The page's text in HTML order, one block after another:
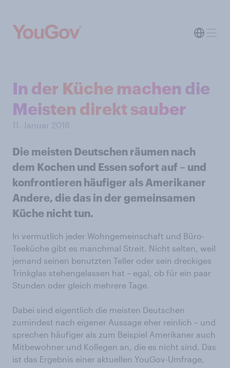
In der Küche machen die
Meisten direkt sauber
11. Januar 2016
Die meisten Deutschen räumen nach
dem Kochen und Essen sofort auf – und
konfrontieren häufiger als Amerikaner
Andere, die das in der gemeinsamen
Küche nicht tun.
In vermutlich jeder Wohngemeinschaft und Büro-
Teeküche gibt es manchmal Streit. Nicht selten, weil
jemand seinen benutzten Teller oder sein dreckiges
Trinkglas stehengelassen hat – egal, ob für ein paar
Stunden oder gleich mehrere Tage.
Dabei sind eigentlich die meisten Deutschen
zumindest nach eigener Aussage eher reinlich – und
sprechen häufiger als zum Beispiel Amerikaner auch
Mitbewohner und Kollegen an, die es nicht sind. Das
ist das Ergebnis einer aktuellen YouGov-Umfrage,